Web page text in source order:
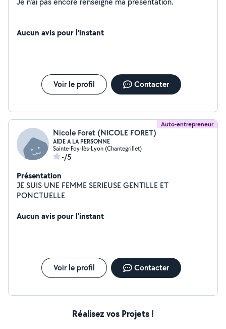
Aucun avis pour l'instant
Voir le profil Contacter
Auto-entrepreneur
Nicole Foret (NICOLE FORET)
AIDE A LA PERSONNE
Sainte-Foy-lès-Lyon (Chantegrillet)
-/5
Présentation
JE SUIS UNE FEMME SERIEUSE GENTILLE ET
PONCTUELLE
Aucun avis pour l'instant
Voir le profil Contacter
Réalisez vos Projets !